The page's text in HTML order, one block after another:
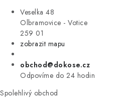
Veselka 48
Olbramovice - Votice
259 01
zobrazit mapu
obchod@dokose.cz
Odpovíme do 24 hodin
Spolehlivý obchod
VÝPRODEJ
ZNAČKY
Úvod Kontakt Blog
Moje objednávka